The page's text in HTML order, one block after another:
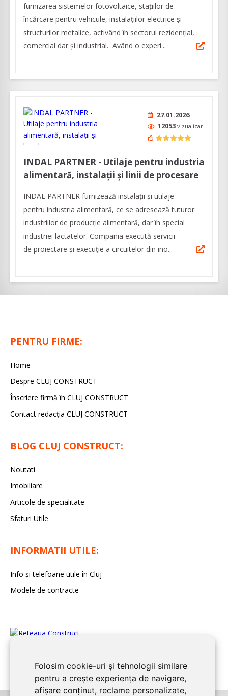
Folosim cookie-uri și tehnologii similare
pentru a crește experiența de navigare,
afișare conținut, reclame personalizate,
furnizarea sistemelor fotovoltaice, stațiilor de
încărcare pentru vehicule, instalațiilor electrice și
structurilor metalice, activând în sectorul rezidențial,
comercial dar și industrial. Având o experi...
27.01.2026
12053 vizualizari
INDAL PARTNER - Utilaje pentru industria
alimentară, instalații și linii de procesare
INDAL PARTNER furnizează instalații și utilaje
pentru industria alimentară, ce se adresează tuturor
industriilor de producție alimentară, dar în special
industriei lactatelor. Compania execută servicii
de proiectare și execuție a circuitelor din ino...
PENTRU FIRME:
Home
Despre CLUJ CONSTRUCT
Înscriere firmă în CLUJ CONSTRUCT
Contact redacția CLUJ CONSTRUCT
BLOG CLUJ CONSTRUCT:
Noutati
Imobiliare
Articole de specialitate
Sfaturi Utile
INFORMATII UTILE:
Info și telefoane utile în Cluj
Modele de contracte